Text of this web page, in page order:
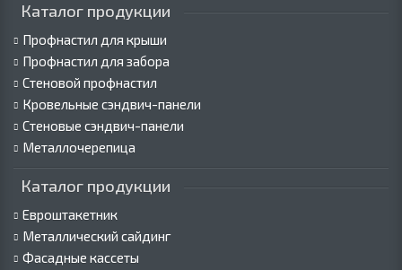
Каталог продукции
Профнастил для крыши
Профнастил для забора
Стеновой профнастил
Кровельные сэндвич-панели
Стеновые сэндвич-панели
Металлочерепица
Каталог продукции
Евроштакетник
Металлический сайдинг
Фасадные кассеты